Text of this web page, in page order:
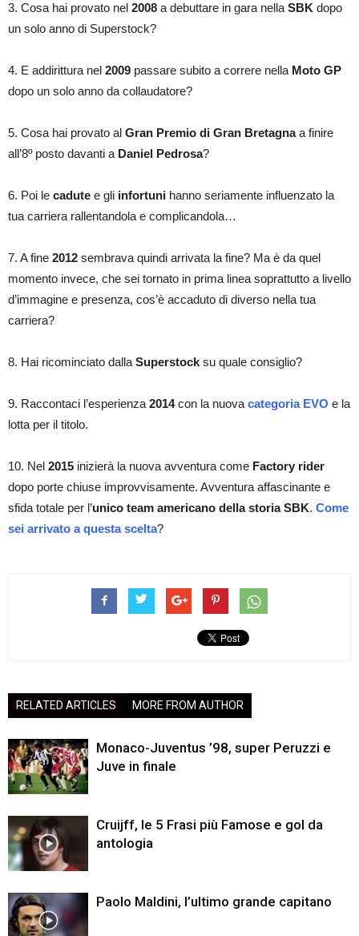
3. Cosa hai provato nel 2008 a debuttare in gara nella SBK dopo
un solo anno di Superstock?
4. E addirittura nel 2009 passare subito a correre nella Moto GP
dopo un solo anno da collaudatore?
5. Cosa hai provato al Gran Premio di Gran Bretagnaa finire
all’8º posto davanti a Daniel Pedrosa?
6. Poi le cadute e gli infortuni hanno seriamente influenzato la
tua carriera rallentandola e complicandola…
7. A fine 2012 sembrava quindi arrivata la fine? Ma è da quel
momento invece, che sei tornato in prima linea soprattutto a livello
d’immagine e presenza, cos’è accaduto di diverso nella tua
carriera?
8. Hai ricominciato dalla Superstock su quale consiglio?
9. Raccontaci l’esperienza 2014con la nuova categoria EVO e la
lotta per il titolo.
10. Nel 2015 inizierà la nuova avventura come Factory rider
dopo porte chiuse improvvisamente. Avventura affascinante e
sfida totale per l’unico team americano della storia SBK. Come
sei arrivato a questa scelta?
RELATED ARTICLES MORE FROM AUTHOR
Monaco-Juventus ’98, super Peruzzi e
Juve in finale
Cruijff, le 5 Frasi più Famose e gol da
antologia
Paolo Maldini, l’ultimo grande capitano